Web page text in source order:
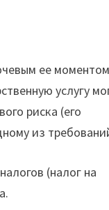
ее
услугу
риска (его
из
(налог на